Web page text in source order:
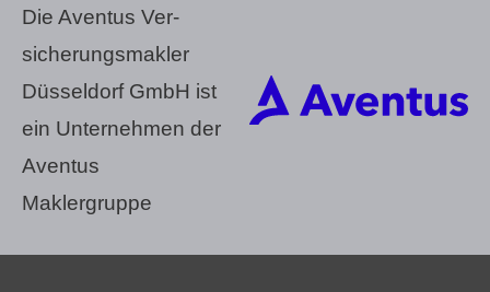
Die Aventus Ver­
sicherungs­makler
Düsseldorf GmbH ist
ein Unternehmen der
Aventus
Maklergruppe